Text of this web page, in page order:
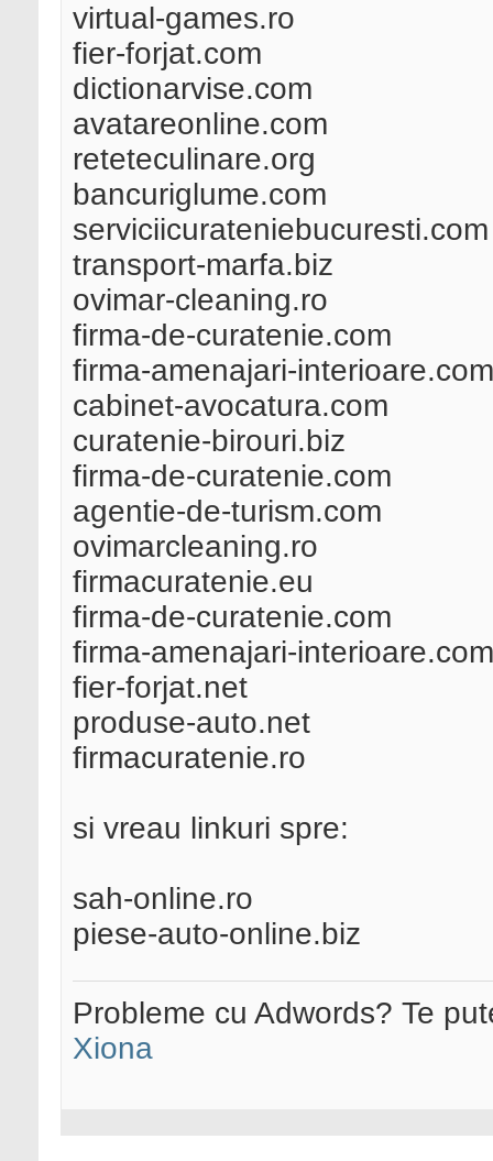
virtual-games.ro
fier-forjat.com
dictionarvise.com
avatareonline.com
reteteculinare.org
bancuriglume.com
serviciicurateniebucuresti.com
transport-marfa.biz
ovimar-cleaning.ro
firma-de-curatenie.com
firma-amenajari-interioare.com
cabinet-avocatura.com
curatenie-birouri.biz
firma-de-curatenie.com
agentie-de-turism.com
ovimarcleaning.ro
firmacuratenie.eu
firma-de-curatenie.com
firma-amenajari-interioare.com
fier-forjat.net
produse-auto.net
firmacuratenie.ro
si vreau linkuri spre:
sah-online.ro
piese-auto-online.biz
Probleme cu Adwords? Te
Xiona